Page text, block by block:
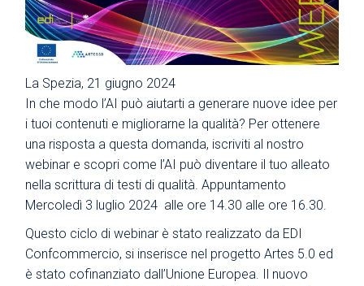
La Spezia, 21 giugno 2024
In che modo l’AI può aiutarti a generare nuove idee per
i tuoi contenuti e migliorarne la qualità? Per ottenere
una risposta a questa domanda, iscriviti al nostro
webinar e scopri come l’AI può diventare il tuo alleato
nella scrittura di testi di qualità. Appuntamento
Mercoledì 3 luglio 2024 alle ore 14.30 alle ore 16.30.
Questo ciclo di webinar è stato realizzato da EDI
Confcommercio, si inserisce nel progetto Artes 5.0 ed
è stato cofinanziato dall’Unione Europea. Il nuovo